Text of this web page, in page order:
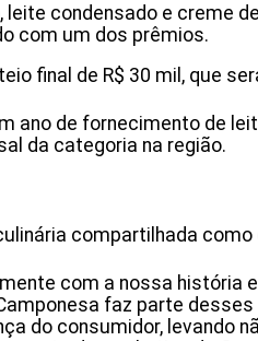
condensado e creme
com um dos prêmios.
final de R$ 30 mil, que
de fornecimento de
da categoria na região.
compartilhada
com a nossa história
faz parte
do consumidor, levando